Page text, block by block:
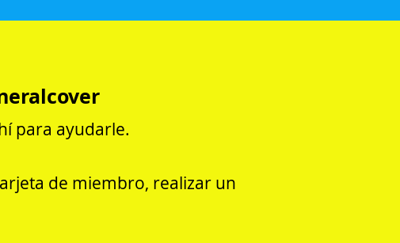
para ayudarle.
de miembro, realizar un